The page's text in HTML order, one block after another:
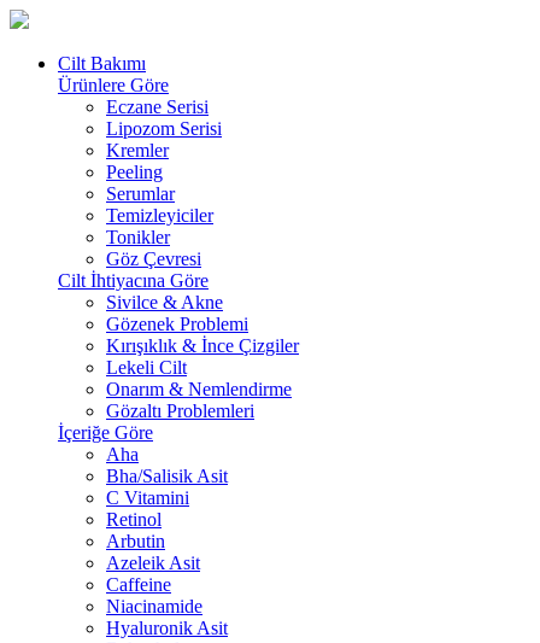
Cilt Bakımı
Ürünlere Göre
Eczane Serisi
Lipozom Serisi
Kremler
Peeling
Serumlar
Temizleyiciler
Tonikler
Göz Çevresi
Cilt İhtiyacına Göre
Sivilce & Akne
Gözenek Problemi
Kırışıklık & İnce Çizgiler
Lekeli Cilt
Onarım & Nemlendirme
Gözaltı Problemleri
İçeriğe Göre
Aha
Bha/Salisik Asit
C Vitamini
Retinol
Arbutin
Azeleik Asit
Caffeine
Niacinamide
Hyaluronik Asit